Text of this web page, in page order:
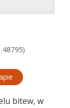
bitew, w